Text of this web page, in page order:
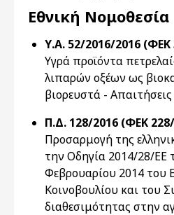
Εθνική Νομοθεσία
Υ.Α. 52/2016/2016 (ΦΕΚ
Υγρά προϊόντα
λιπαρών οξέων ως
βιορευστά -
Π.Δ. 128/2016 (ΦΕΚ
Προσαρμογή της
την Οδηγία 2014/28/ΕΕ
Φεβρουαρίου 2014 του
Κοινοβουλίου και του
διαθεσιμότητας στην